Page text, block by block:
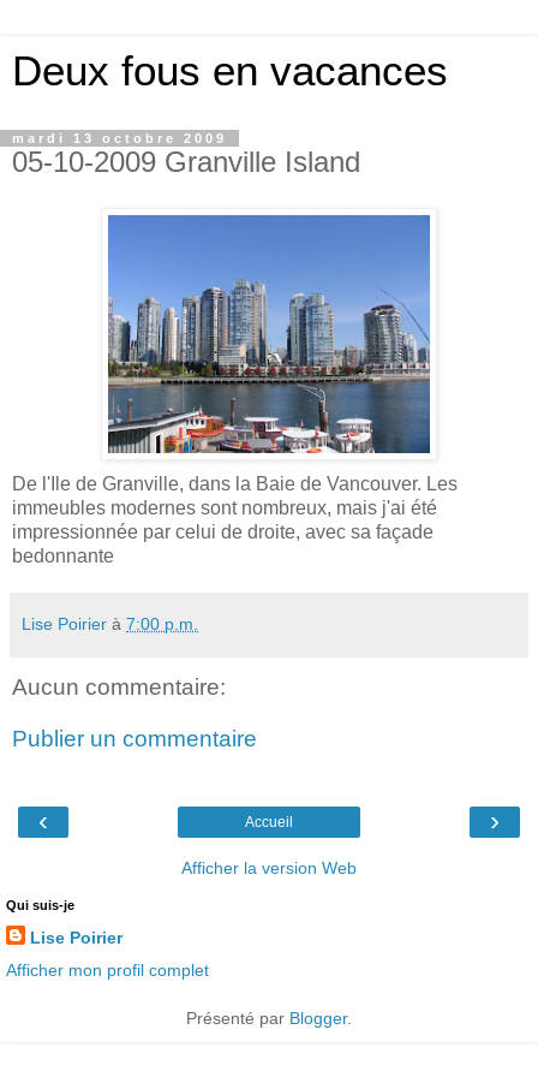
Deux fous en vacances
mardi 13 octobre 2009
05-10-2009 Granville Island
De l'Ile de Granville, dans la Baie de Vancouver. Les
immeubles modernes sont nombreux, mais j'ai été
impressionnée par celui de droite, avec sa façade
bedonnante
Lise Poirier à 7:00 p.m.
Aucun commentaire:
Publier un commentaire
‹ ›
Accueil
Afficher la version Web
Qui suis-je
Lise Poirier
Afficher mon profil complet
Présenté par Blogger.